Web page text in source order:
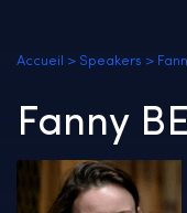
Accueil > Speakers >
Fanny